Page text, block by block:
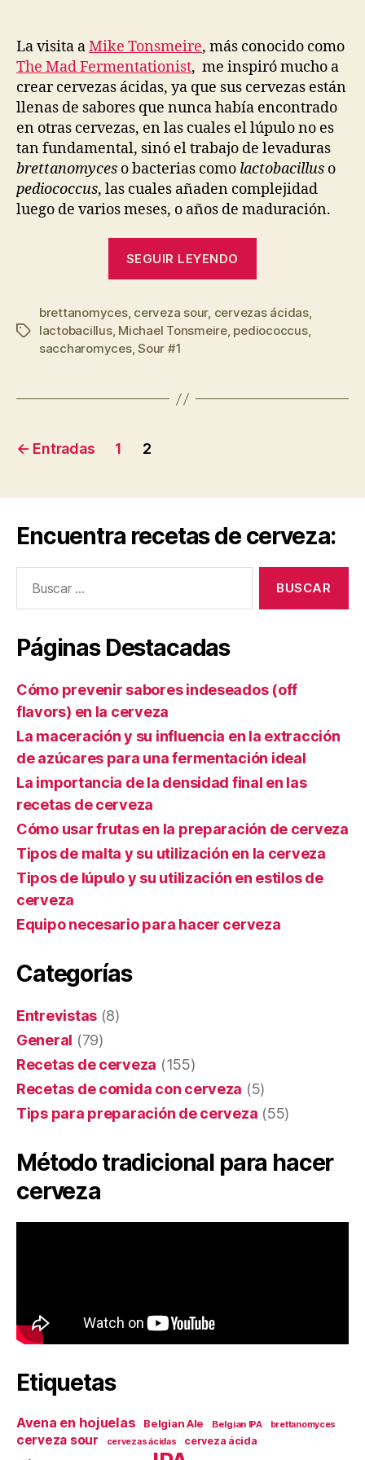
La visita aMike Tonsmeire, más conocido como
The Mad Fermentationist, me inspiró mucho a
crear cervezas ácidas, ya que sus cervezas están
llenas de sabores que nunca había encontrado
en otras cervezas, en las cuales el lúpulo no es
tan fundamental, sinó el trabajo de levaduras
brettanomyces o bacterias como lactobacillus o
pediococcus, las cuales añaden complejidad
luego de varios meses, o años de maduración.
SEGUIR LEYENDO
primera
cerveza
Etiquetas
brettanomyces, cerveza sour, cervezas ácidas,
lactobacillus, Michael Tonsmeire, pediococcus,
saccharomyces,Sour #1
Paginación
entradas
← Entradas 1 2
Encuentra recetas de cerveza:
Páginas Destacadas
Cómo prevenir sabores indeseados (off
flavors) en la cerveza
La maceración y su influencia en la extracción
de azúcares para una fermentación ideal
La importancia de la densidad final en las
recetas de cerveza
Cómo usar frutas en la preparación de cerveza
Tipos de malta y su utilización en la cerveza
Tipos de lúpulo y su utilización en estilos de
cerveza
Equipo necesario para hacer cerveza
Categorías
Entrevistas (8)
General (79)
Recetas de cerveza (155)
Recetas de comida con cerveza (5)
Tips para preparación de cerveza (55)
Método tradicional para hacer
cerveza
Etiquetas
Avena en hojuelas Belgian Ale Belgian IPA brettanomyces
cerveza sour cervezas ácidas cerveza ácida